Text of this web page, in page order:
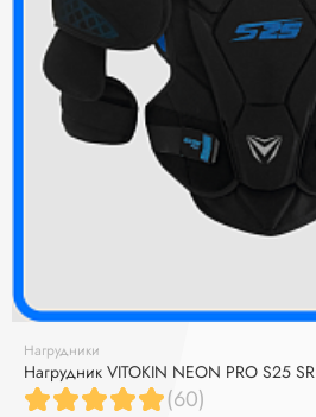
Нагрудники
Нагрудник VITOKIN NEON PRO S25 SR
(60)